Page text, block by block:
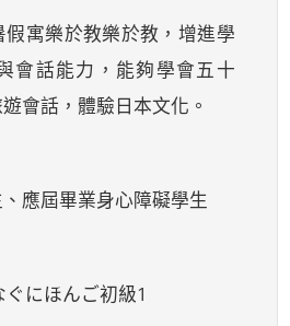
寓樂於教樂於教，增進學
會話能力，能夠學會五十
會話，體驗日本文化。
應屆畢業身心障礙學生
にほんご初級1